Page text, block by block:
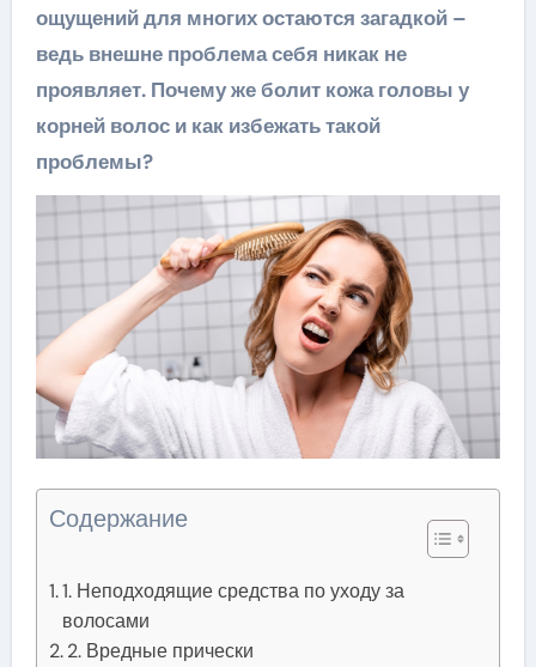
ощущений для многих остаются загадкой –
ведь внешне проблема себя никак не
проявляет. Почему же болит кожа головы у
корней волос и как избежать такой
проблемы?
Содержание
1. Неподходящие средства по уходу за
волосами
2. Вредные прически